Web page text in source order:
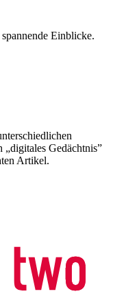
Einblicke.
Gedächtnis”
Artikel.